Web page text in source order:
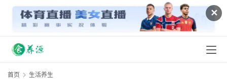
✕
首页 生活养生